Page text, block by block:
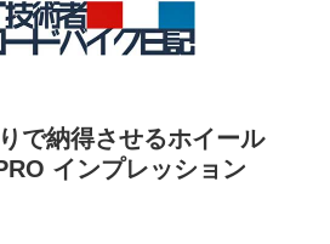
で納得させるホイール
インプレッション